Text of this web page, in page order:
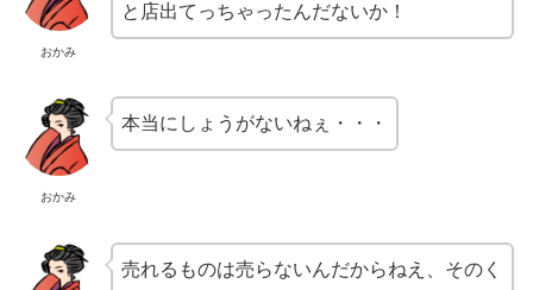
おかみ
と店出てっちゃったんだないか！
おかみ
本当にしょうがないねぇ・・・
売れるものは売らないんだからねえ、そのく